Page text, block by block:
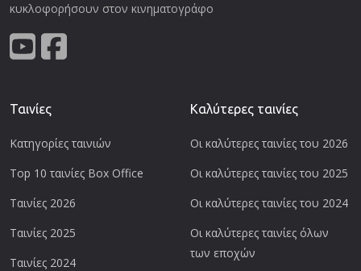
κυκλοφορήσουν στον κινηματογράφο
Ταινίες
Κατηγορίες ταινιών
Top 10 ταινίες Box Office
Ταινίες 2026
Ταινίες 2025
Ταινίες 2024
Καλύτερες ταινίες
Οι καλύτερες ταινίες του 2026
Οι καλύτερες ταινίες του 2025
Οι καλύτερες ταινίες του 2024
Οι καλύτερες ταινίες όλων
των εποχών